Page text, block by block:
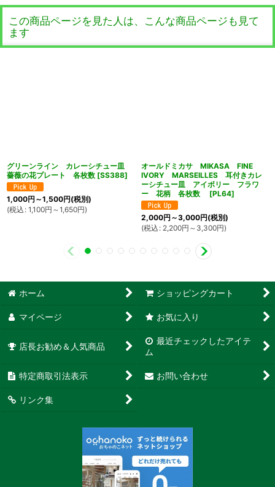
この商品ページを見た人は、こんな商品ページも見て
ます
グリーンライン カレーシチュー皿
薔薇の花プレート 各枚数 [SS388]
1,000円 ～1,500円(税別)
(税込 : 1,100円 ～1,650円)
オールドミカサ MIKASA FINE
IVORY MARSEILLES 耳付きカレ
ーシチュー皿 アイボリー フラワ
ー 花柄 各枚数
[PL64]
2,000円 ～3,000円(税別)
(税込 : 2,200円 ～3,300円)
ホーム ショッピングカート
マイページ お気に入り
店長お勧め＆人気商品
最近チェックしたアイテ
ム
特定商取引法表示 お問い合わせ
リンク集